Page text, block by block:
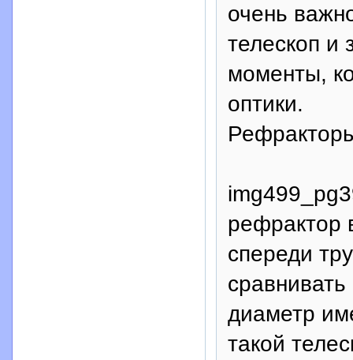
очень
телескоп
моменты,
оптики.
рефрактор
спереди
диаметр
такой